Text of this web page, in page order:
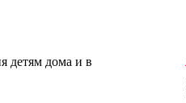
детям дома и в